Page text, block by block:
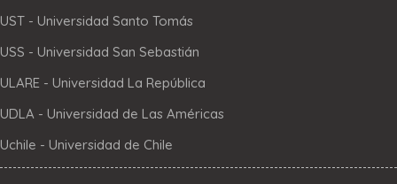
UST - Universidad Santo Tomás
USS - Universidad San Sebastián
ULARE - Universidad La República
UDLA - Universidad de Las Américas
Uchile - Universidad de Chile